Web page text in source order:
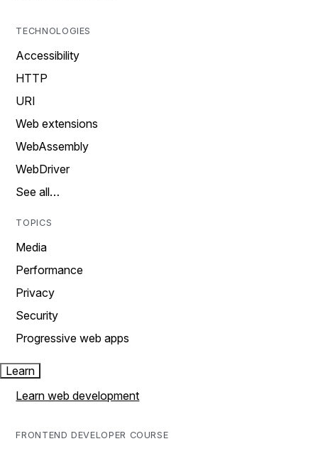
TECHNOLOGIES
Accessibility
HTTP
URI
Web extensions
WebAssembly
WebDriver
See all…
TOPICS
Media
Performance
Privacy
Security
Progressive web apps
Learn
Learn web development
FRONTEND DEVELOPER COURSE